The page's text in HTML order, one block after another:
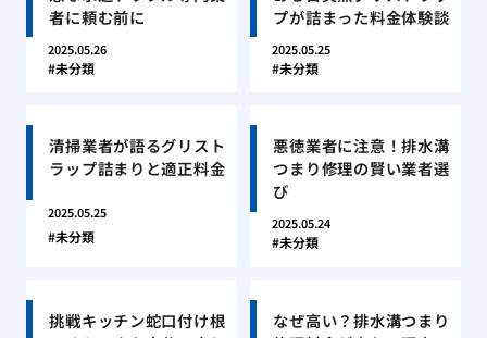
者に頼む前に
2025.05.26
未分類
プが詰まった料金体験談
2025.05.25
未分類
清掃業者が語るグリスト
ラップ詰まりと適正料金
2025.05.25
未分類
悪徳業者に注意！排水溝
つまり修理の賢い業者選
び
2025.05.24
未分類
挑戦キッチン蛇口付け根
なぜ高い？排水溝つまり